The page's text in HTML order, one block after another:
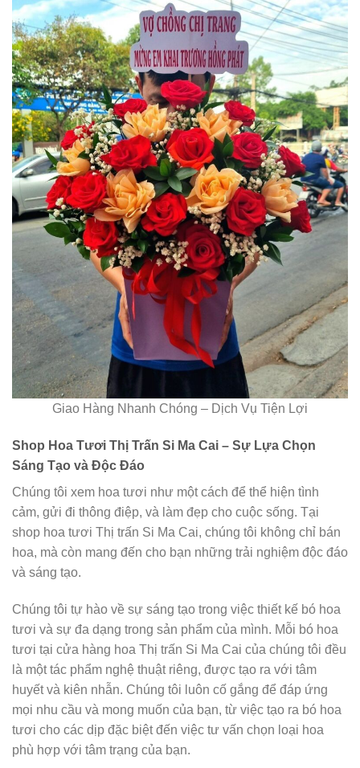
Giao Hàng Nhanh Chóng – Dịch Vụ Tiện Lợi
Shop Hoa Tươi Thị Trấn Si Ma Cai – Sự Lựa Chọn
Sáng Tạo và Độc Đáo
Chúng tôi xem hoa tươi như một cách để thể hiện tình
cảm, gửi đi thông điệp, và làm đẹp cho cuộc sống. Tại
shop hoa tươi Thị trấn Si Ma Cai, chúng tôi không chỉ bán
hoa, mà còn mang đến cho bạn những trải nghiệm độc đáo
và sáng tạo.
Chúng tôi tự hào về sự sáng tạo trong việc thiết kế bó hoa
tươi và sự đa dạng trong sản phẩm của mình. Mỗi bó hoa
tươi tại cửa hàng hoa Thị trấn Si Ma Cai của chúng tôi đều
là một tác phẩm nghệ thuật riêng, được tạo ra với tâm
huyết và kiên nhẫn. Chúng tôi luôn cố gắng để đáp ứng
mọi nhu cầu và mong muốn của bạn, từ việc tạo ra bó hoa
tươi cho các dịp đặc biệt đến việc tư vấn chọn loại hoa
phù hợp với tâm trạng của bạn.